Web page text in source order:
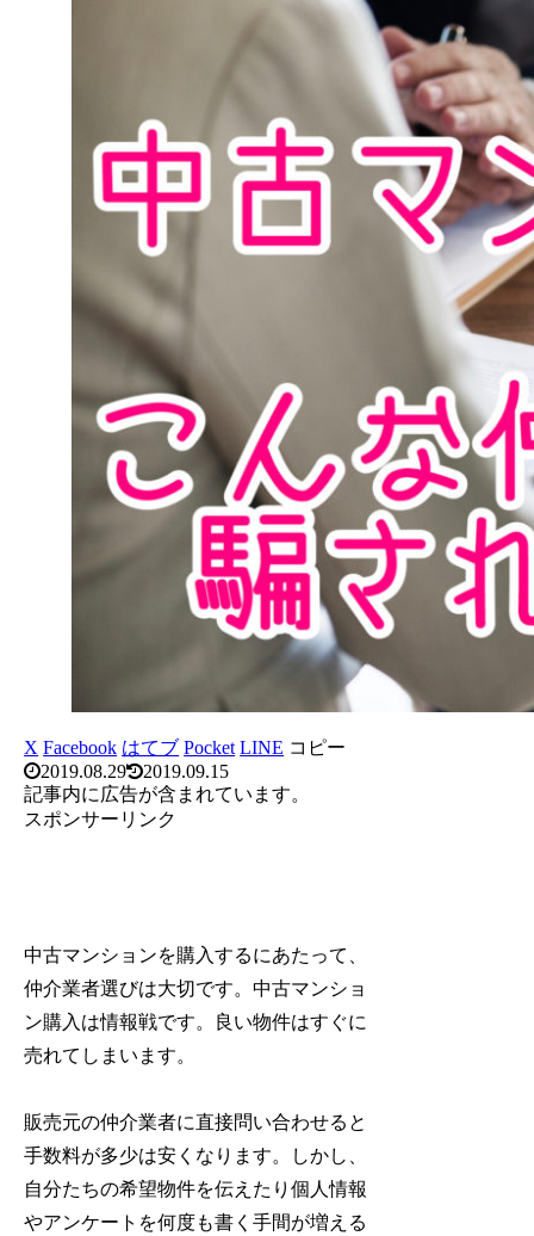
X Facebook はてブ Pocket LINE コピー
2019.08.29
2019.09.15
記事内に広告が含まれています。
スポンサーリンク
中古マンションを購入するにあたって、
仲介業者選びは大切です。中古マンショ
ン購入は情報戦です。
良い物件はすぐに
売れてしまいます。
販売元の仲介業者に直接問い合わせると
手数料が多少は安くなります。しかし、
自分たちの希望物件を伝えたり個人情報
やアンケートを何度も書く手間が増える